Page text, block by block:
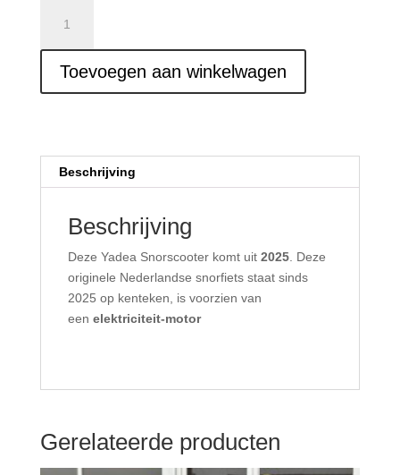
Snorscooter
E8S
aantal
Toevoegen aan winkelwagen
Beschrijving
Beschrijving
Deze Yadea Snorscooter komt uit 2025. Deze
originele Nederlandse snorfiets staat sinds
2025 op kenteken, is voorzien van
een elektriciteit-motor
Gerelateerde producten